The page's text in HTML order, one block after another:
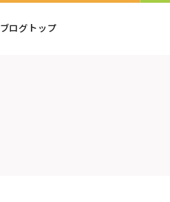
ブログトップ